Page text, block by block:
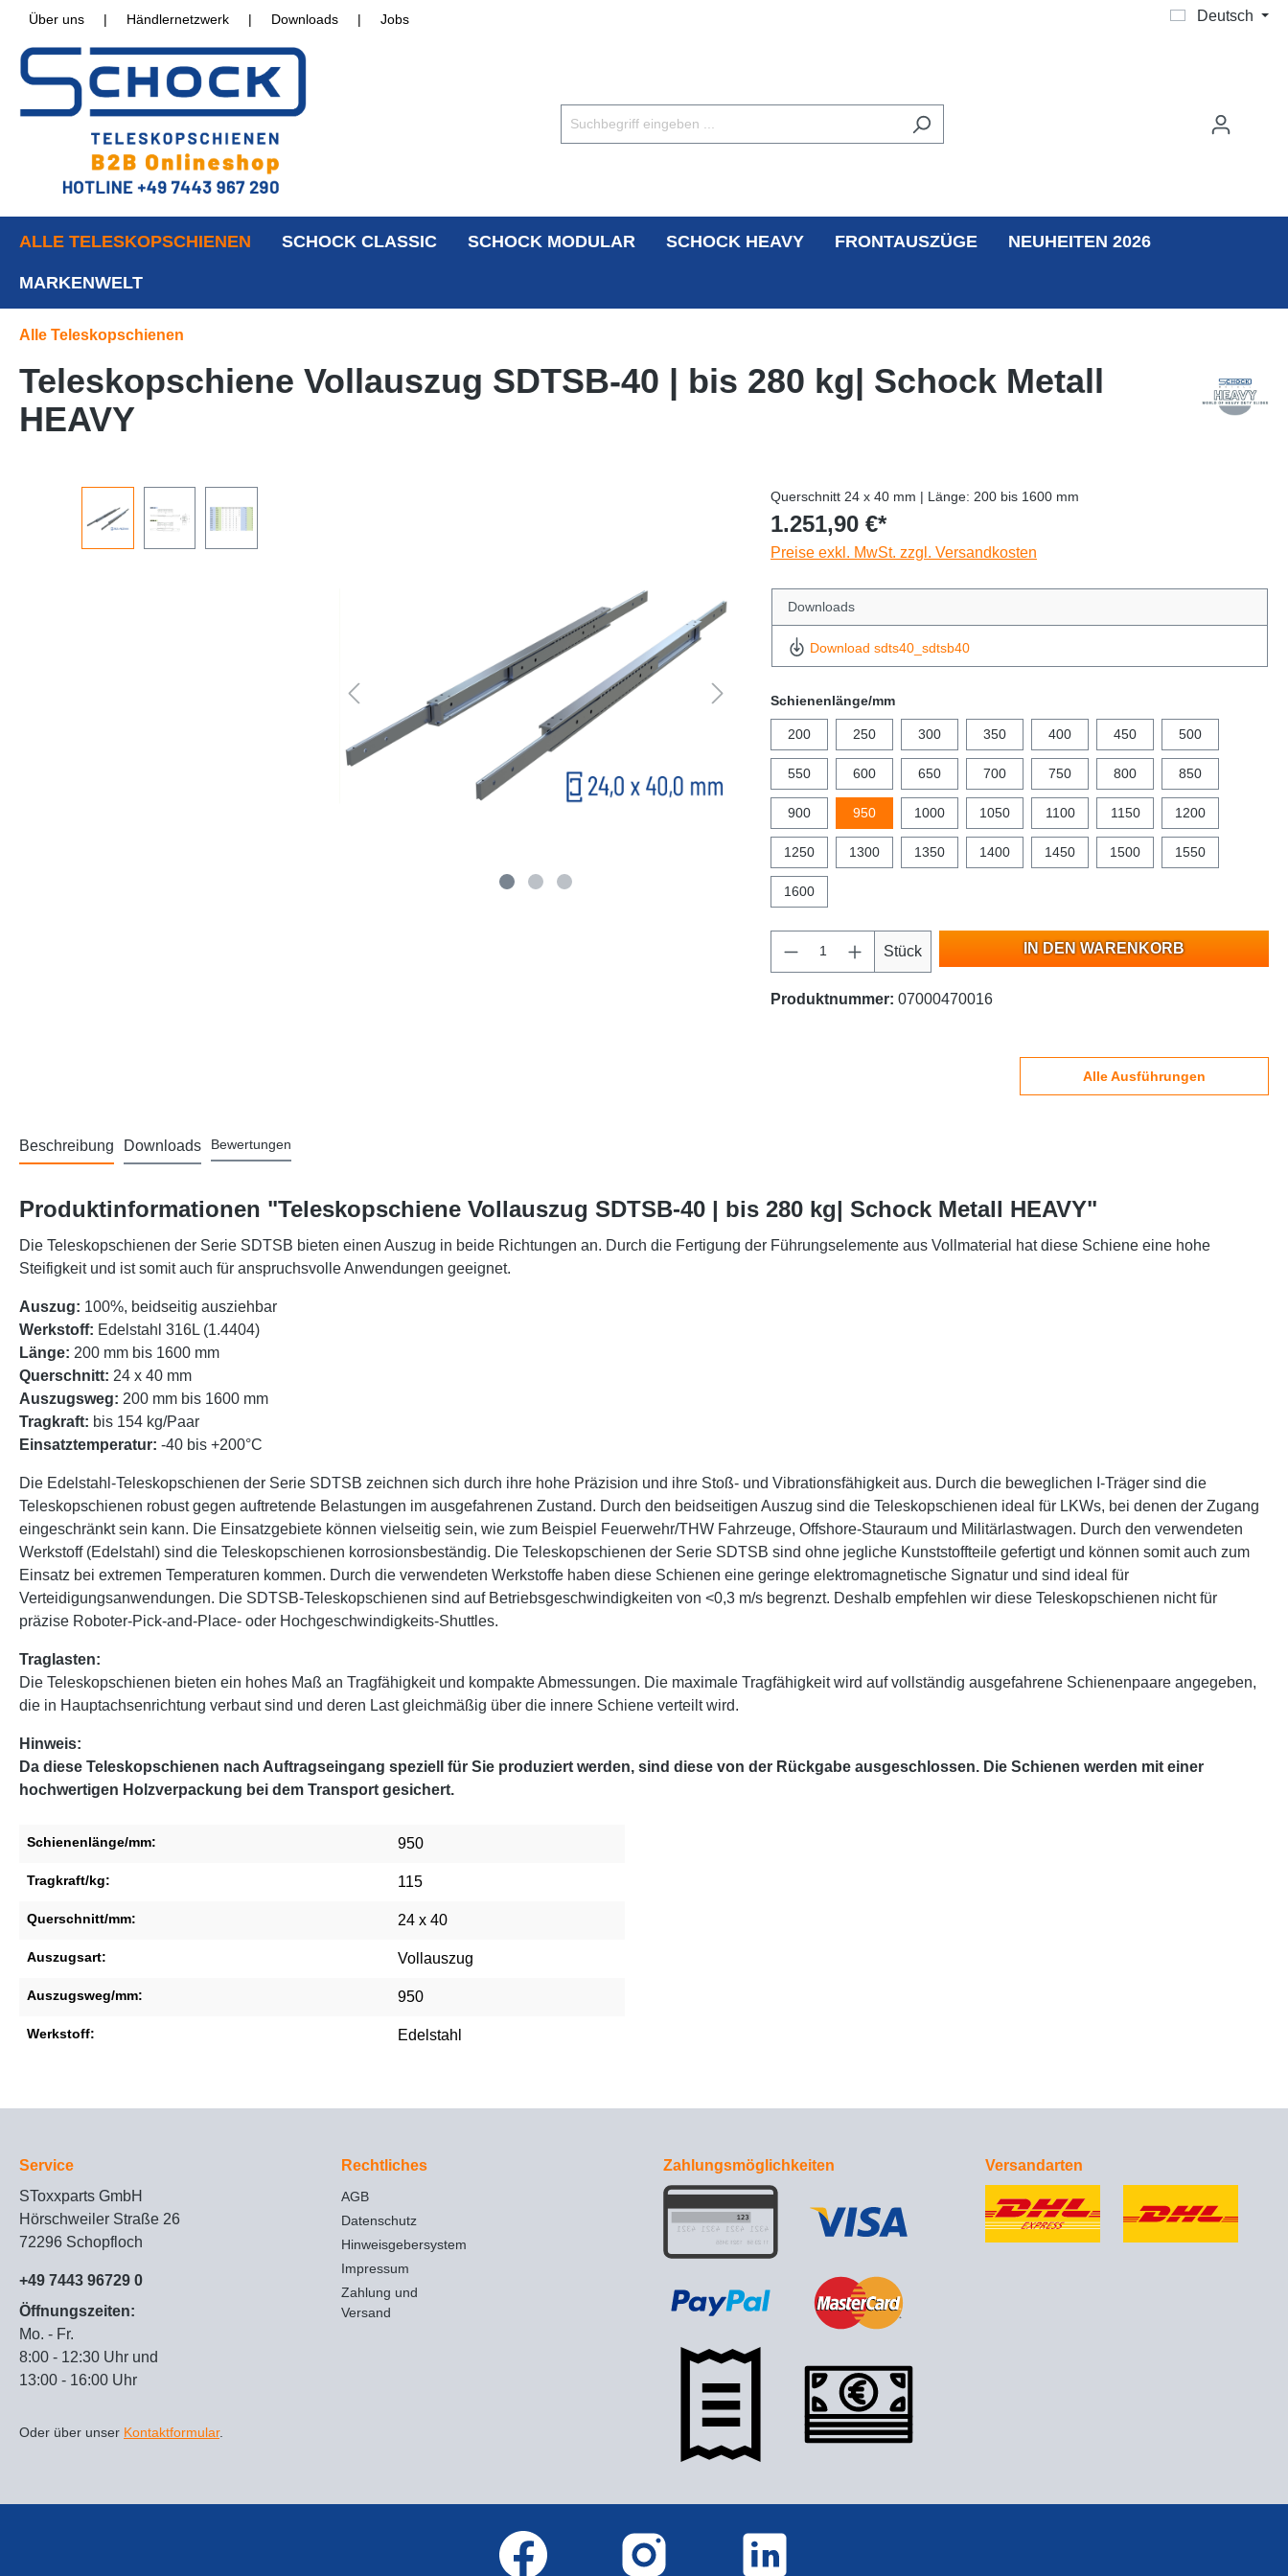
Über uns | Händlernetzwerk | Downloads | Jobs Deutsch
ALLE TELESKOPSCHIENEN SCHOCK CLASSIC SCHOCK MODULAR SCHOCK HEAVY FRONTAUSZÜGE NEUHEITEN 2026
MARKENWELT
Alle Teleskopschienen
Teleskopschiene Vollauszug SDTSB-40 | bis 280 kg| Schock Metall
HEAVY
Querschnitt 24 x 40 mm | Länge: 200 bis 1600 mm
1.251,90 €*
Preise exkl. MwSt. zzgl. Versandkosten
Downloads
Download sdts40_sdtsb40
Schienenlänge/mm
200 250 300 350 400 450 500
550 600 650 700 750 800 850
900 950 1000 1050 1100 1150 1200
1250 1300 1350 1400 1450 1500 1550
1600
Stück IN DEN WARENKORB
Produktnummer: 07000470016
Alle Ausführungen
Beschreibung Downloads Bewertungen
Produktinformationen "Teleskopschiene Vollauszug SDTSB-40 | bis 280 kg| Schock Metall HEAVY"
Die Teleskopschienen der Serie SDTSB bieten einen Auszug in beide Richtungen an. Durch die Fertigung der Führungselemente aus Vollmaterial hat diese Schiene eine hohe
Steifigkeit und ist somit auch für anspruchsvolle Anwendungen geeignet.
Auszug: 100%, beidseitig ausziehbar
Werkstoff: Edelstahl 316L (1.4404)
Länge: 200 mm bis 1600 mm
Querschnitt: 24 x 40 mm
Auszugsweg: 200 mm bis 1600 mm
Tragkraft: bis 154 kg/Paar
Einsatztemperatur: -40 bis +200°C
Die Edelstahl-Teleskopschienen der Serie SDTSB zeichnen sich durch ihre hohe Präzision und ihre Stoß- und Vibrationsfähigkeit aus. Durch die beweglichen I-Träger sind die
Teleskopschienen robust gegen auftretende Belastungen im ausgefahrenen Zustand. Durch den beidseitigen Auszug sind die Teleskopschienen ideal für LKWs, bei denen der Zugang
eingeschränkt sein kann. Die Einsatzgebiete können vielseitig sein, wie zum Beispiel Feuerwehr/THW Fahrzeuge, Offshore-Stauraum und Militärlastwagen. Durch den verwendeten
Werkstoff (Edelstahl) sind die Teleskopschienen korrosionsbeständig. Die Teleskopschienen der Serie SDTSB sind ohne jegliche Kunststoffteile gefertigt und können somit auch zum
Einsatz bei extremen Temperaturen kommen. Durch die verwendeten Werkstoffe haben diese Schienen eine geringe elektromagnetische Signatur und sind ideal für
Verteidigungsanwendungen. Die SDTSB-Teleskopschienen sind auf Betriebsgeschwindigkeiten von <0,3 m/s begrenzt. Deshalb empfehlen wir diese Teleskopschienen nicht für
präzise Roboter-Pick-and-Place- oder Hochgeschwindigkeits-Shuttles.
Traglasten:
Die Teleskopschienen bieten ein hohes Maß an Tragfähigkeit und kompakte Abmessungen. Die maximale Tragfähigkeit wird auf vollständig ausgefahrene Schienenpaare angegeben,
die in Hauptachsenrichtung verbaut sind und deren Last gleichmäßig über die innere Schiene verteilt wird.
Hinweis:
Da diese Teleskopschienen nach Auftragseingang speziell für Sie produziert werden, sind diese von der Rückgabe ausgeschlossen. Die Schienen werden mit einer
hochwertigen Holzverpackung bei dem Transport gesichert.
Schienenlänge/mm: 950
Tragkraft/kg: 115
Querschnitt/mm: 24 x 40
Auszugsart: Vollauszug
Auszugsweg/mm: 950
Werkstoff: Edelstahl
Service
SToxxparts GmbH
Hörschweiler Straße 26
72296 Schopfloch
+49 7443 96729 0
Öffnungszeiten:
Mo. - Fr.
8:00 - 12:30 Uhr und
13:00 - 16:00 Uhr
Oder über unser Kontaktformular.
Rechtliches
AGB
Datenschutz
Hinweisgebersystem
Impressum
Zahlung und
Versand
Zahlungsmöglichkeiten Versandarten